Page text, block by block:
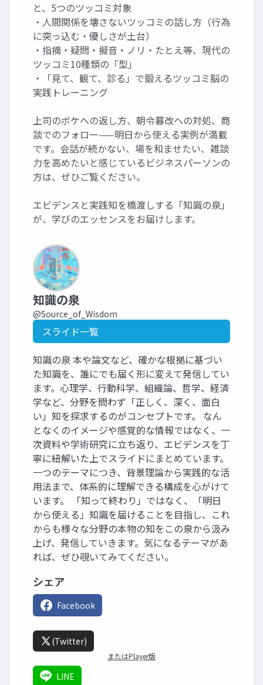
と、5つのツッコミ対象
・人間関係を壊さないツッコミの話し方（行為
に突っ込む・優しさが土台）
・指摘・疑問・擬音・ノリ・たとえ等、現代の
ツッコミ10種類の「型」
・「見て、観て、診る」で鍛えるツッコミ脳の
実践トレーニング
上司のボケへの返し方、朝令暮改への対処、商
談でのフォロー——明日から使える実例が満載
です。会話が続かない、場を和ませたい、雑談
力を高めたいと感じているビジネスパーソンの
方は、ぜひご覧ください。
エビデンスと実践知を橋渡しする「知識の泉」
が、学びのエッセンスをお届けします。
知識の泉
@Source_of_Wisdom
スライド一覧
知識の泉 本や論文など、確かな根拠に基づい
た知識を、誰にでも届く形に変えて発信してい
ます。心理学、行動科学、組織論、哲学、経済
学など、分野を問わず「正しく、深く、面白
い」知を探求するのがコンセプトです。 なん
となくのイメージや感覚的な情報ではなく、一
次資料や学術研究に立ち返り、エビデンスを丁
寧に紐解いた上でスライドにまとめています。
一つのテーマにつき、背景理論から実践的な活
用法まで、体系的に理解できる構成を心がけて
います。 「知って終わり」ではなく、「明日
から使える」知識を届けることを目指し、これ
からも様々な分野の本物の知をこの泉から汲み
上げ、発信していきます。気になるテーマがあ
れば、ぜひ覗いてみてください。
シェア
Facebook
(Twitter)
またはPlayer版
LINE